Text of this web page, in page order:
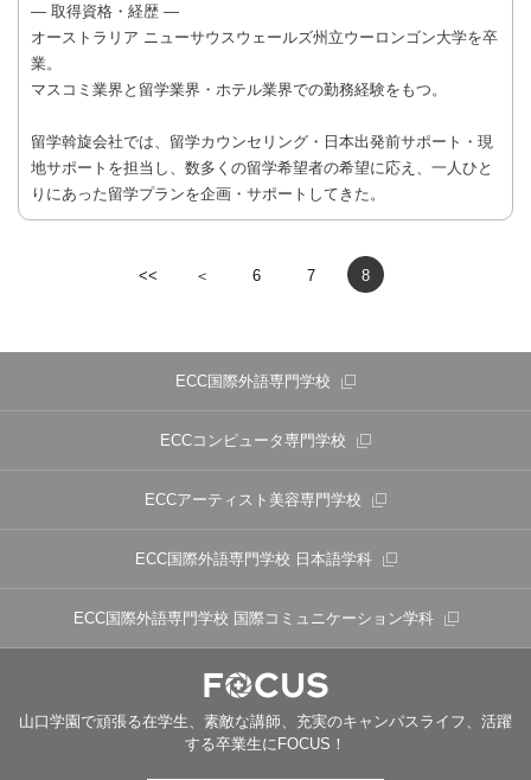
― 取得資格・経歴 ―
オーストラリア ニューサウスウェールズ州立ウーロンゴン大学を卒
業。
マスコミ業界と留学業界・ホテル業界での勤務経験をもつ。
留学斡旋会社では、留学カウンセリング・日本出発前サポート・現
地サポートを担当し、数多くの留学希望者の希望に応え、一人ひと
りにあった留学プランを企画・サポートしてきた。
<< ＜ 6 7 8
ECC国際外語専門学校
ECCコンピュータ専門学校
ECCアーティスト美容専門学校
ECC国際外語専門学校 日本語学科
ECC国際外語専門学校 国際コミュニケーション学科
山口学園で頑張る在学生、素敵な講師、充実のキャンパスライフ、活躍
する卒業生にFOCUS！